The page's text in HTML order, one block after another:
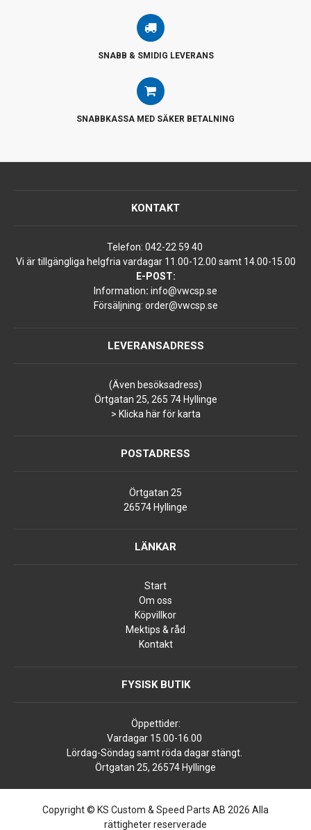
SNABB & SMIDIG LEVERANS
SNABBKASSA MED SÄKER BETALNING
KONTAKT
Telefon: 042-22 59 40
Vi är tillgängliga helgfria vardagar 11.00-12.00 samt 14.00-15.00
E-POST:
Information: info@vwcsp.se
Försäljning: order@vwcsp.se
LEVERANSADRESS
(Även besöksadress)
Örtgatan 25, 265 74 Hyllinge
> Klicka här för karta
POSTADRESS
Örtgatan 25
26574 Hyllinge
LÄNKAR
Start
Om oss
Köpvillkor
Mektips & råd
Kontakt
FYSISK BUTIK
Öppettider:
Vardagar 15.00-16.00
Lördag-Söndag samt röda dagar stängt.
Örtgatan 25, 26574 Hyllinge
Copyright © KS Custom & Speed Parts AB 2026 Alla
rättigheter reserverade